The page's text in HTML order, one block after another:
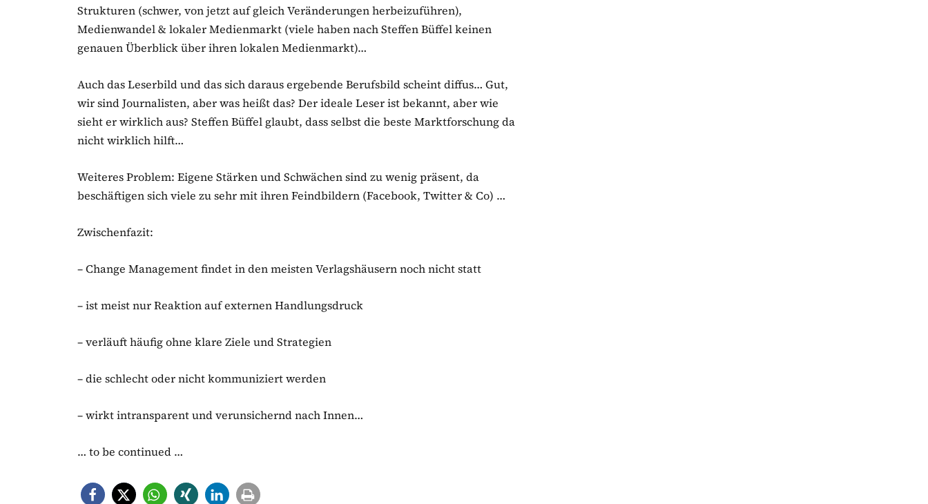
Strukturen (schwer, von jetzt auf gleich Veränderungen herbeizuführen),
Medienwandel & lokaler Medienmarkt (viele haben nach Steffen Büffel keinen
genauen Überblick über ihren lokalen Medienmarkt)…
Auch das Leserbild und das sich daraus ergebende Berufsbild scheint diffus… Gut,
wir sind Journalisten, aber was heißt das? Der ideale Leser ist bekannt, aber wie
sieht er wirklich aus? Steffen Büffel glaubt, dass selbst die beste Marktforschung da
nicht wirklich hilft…
Weiteres Problem: Eigene Stärken und Schwächen sind zu wenig präsent, da
beschäftigen sich viele zu sehr mit ihren Feindbildern (Facebook, Twitter & Co) …
Zwischenfazit:
– Change Management findet in den meisten Verlagshäusern noch nicht statt
– ist meist nur Reaktion auf externen Handlungsdruck
– verläuft häufig ohne klare Ziele und Strategien
– die schlecht oder nicht kommuniziert werden
– wirkt intransparent und verunsichernd nach Innen…
… to be continued …